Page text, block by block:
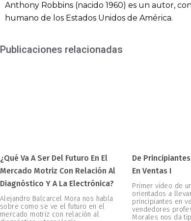
Anthony Robbins (nacido 1960) es un autor,
humano de los Estados Unidos de América.
Publicaciones relacionadas
¿Qué Va A Ser Del Futuro En El
Mercado Motriz Con Relación Al
Diagnóstico Y A La Electrónica?
Alejandro Balcarcel Mora nos habla
sobre como se ve el futuro en el
mercado motriz con relación al
De
En Ventas I
Primer video de
orientados a
principiantes en
vendedores
Morales nos da